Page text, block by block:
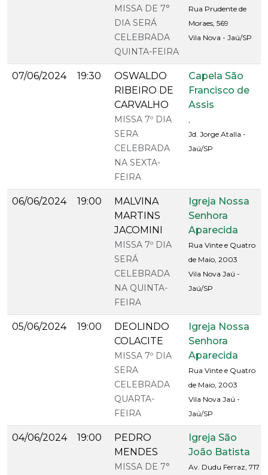
MISSA DE 7°
DIA SERÁ
CELEBRADA
QUINTA-FEIRA
Rua Prudente de
Moraes, 569
Vila Nova - Jaú/SP
07/06/2024 19:30
OSWALDO
RIBEIRO DE
CARVALHO
MISSA 7º DIA
SERA
CELEBRADA
NA SEXTA-
FEIRA
Capela São
Francisco de
Assis
,
Jd. Jorge Atalla -
Jaú/SP
06/06/2024 19:00
MALVINA
MARTINS
JACOMINI
MISSA 7º DIA
SERÁ
CELEBRADA
NA QUINTA-
FEIRA
Igreja Nossa
Senhora
Aparecida
Rua Vinte e Quatro
de Maio, 2003
Vila Nova Jaú -
Jaú/SP
05/06/2024 19:00
DEOLINDO
COLACITE
MISSA 7º DIA
SERA
CELEBRADA
QUARTA-
FEIRA
Igreja Nossa
Senhora
Aparecida
Rua Vinte e Quatro
de Maio, 2003
Vila Nova Jaú -
Jaú/SP
04/06/2024 19:00
PEDRO
MENDES
MISSA DE 7°
Igreja São
João Batista
Av. Dudu Ferraz, 717